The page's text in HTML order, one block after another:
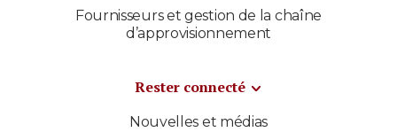
Fournisseurs et gestion de la chaîne
d’approvisionnement
Rester connecté
Nouvelles et médias